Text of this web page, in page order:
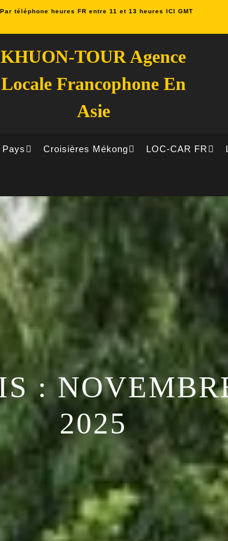
Par téléphone heures FR entre 11 et 13 heures ICI GMT
KHUON-TOUR Agence
Locale Francophone En
Asie
Croisières Mékong LOC-CAR FR
:
2025